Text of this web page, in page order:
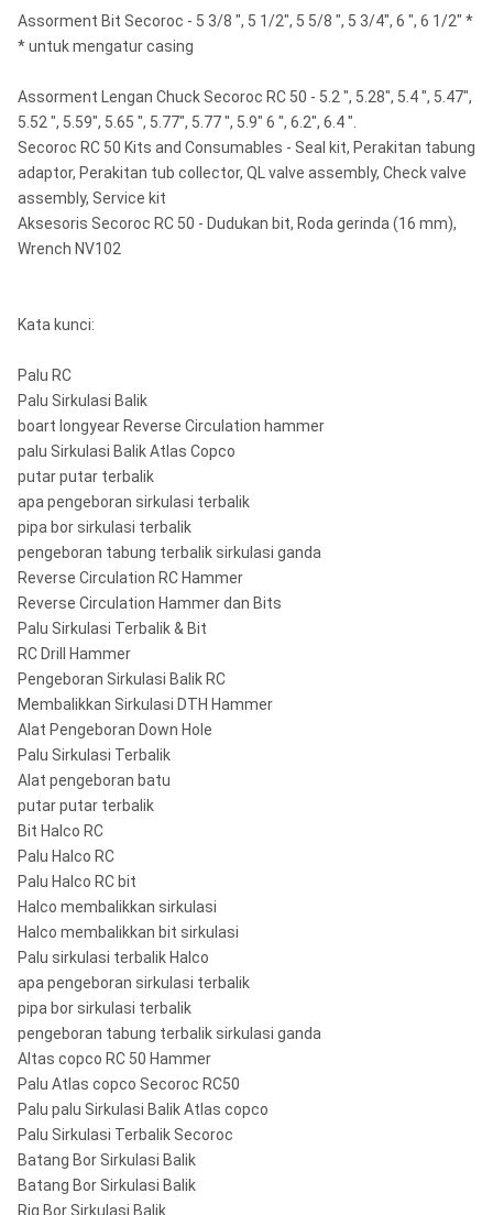
Assorment Bit Secoroc - 5 3/8 ", 5 1/2", 5 5/8 ", 5 3/4", 6 ", 6 1/2" *
* untuk mengatur casing
Assorment Lengan Chuck Secoroc RC 50 - 5.2 ", 5.28", 5.4 ", 5.47",
5.52 ", 5.59", 5.65 ", 5.77", 5.77 ", 5.9" 6 ", 6.2", 6.4 ".
Secoroc RC 50 Kits and Consumables - Seal kit, Perakitan tabung
adaptor, Perakitan tub collector, QL valve assembly, Check valve
assembly, Service kit
Aksesoris Secoroc RC 50 - Dudukan bit, Roda gerinda (16 mm),
Wrench NV102
Kata kunci:
Palu RC
Palu Sirkulasi Balik
boart longyear Reverse Circulation hammer
palu Sirkulasi Balik Atlas Copco
putar putar terbalik
apa pengeboran sirkulasi terbalik
pipa bor sirkulasi terbalik
pengeboran tabung terbalik sirkulasi ganda
Reverse Circulation RC Hammer
Reverse Circulation Hammer dan Bits
Palu Sirkulasi Terbalik & Bit
RC Drill Hammer
Pengeboran Sirkulasi Balik RC
Membalikkan Sirkulasi DTH Hammer
Alat Pengeboran Down Hole
Palu Sirkulasi Terbalik
Alat pengeboran batu
putar putar terbalik
Bit Halco RC
Palu Halco RC
Palu Halco RC bit
Halco membalikkan sirkulasi
Halco membalikkan bit sirkulasi
Palu sirkulasi terbalik Halco
apa pengeboran sirkulasi terbalik
pipa bor sirkulasi terbalik
pengeboran tabung terbalik sirkulasi ganda
Altas copco RC 50 Hammer
Palu Atlas copco Secoroc RC50
Palu palu Sirkulasi Balik Atlas copco
Palu Sirkulasi Terbalik Secoroc
Batang Bor Sirkulasi Balik
Batang Bor Sirkulasi Balik
Rig Bor Sirkulasi Balik